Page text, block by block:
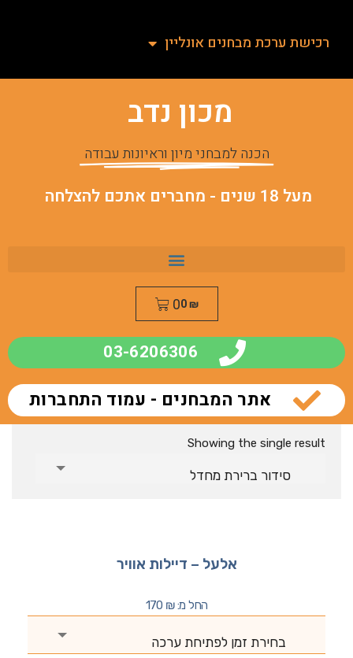
רכישת ערכת מבחנים אונליין
מכון נדב
הכנה למבחני מיון וראיונות עבודה
מעל 18 שנים - מחברים אתכם להצלחה
0₪
0
03-6206306
אתר המבחנים - עמוד התחברות
Showing the single result
סידור ברירת מחדל
אלעל – דיילות אוויר
החל מ: 170 ₪
בחירת זמן לפתיחת ערכה